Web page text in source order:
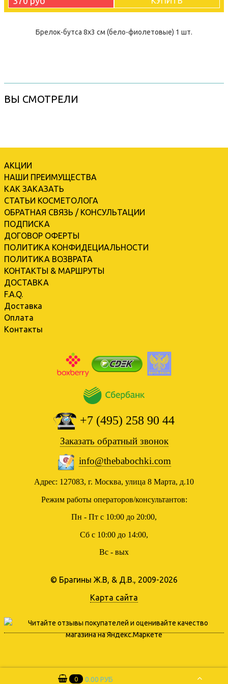
Брелок-бутса 8х3 см (бело-фиолетовые) 1 шт.
ВЫ СМОТРЕЛИ
АКЦИИ
НАШИ ПРЕИМУЩЕСТВА
КАК ЗАКАЗАТЬ
СТАТЬИ КОСМЕТОЛОГА
ОБРАТНАЯ СВЯЗЬ / КОНСУЛЬТАЦИИ
ПОДПИСКА
ДОГОВОР ОФЕРТЫ
ПОЛИТИКА КОНФИДЕЦИАЛЬНОСТИ
ПОЛИТИКА ВОЗВРАТА
КОНТАКТЫ & МАРШРУТЫ
ДОСТАВКА
F.A.Q.
Доставка
Оплата
Контакты
+7 (495) 258 90 44
Заказать обратный звонок
info@thebabochki.com
Адрес: 127083, г. Москва, улица 8 Марта, д.10
Режим работы операторов/консультантов:
Пн - Пт с 10:00 до 20:00,
Сб с 10:00 до 14:00,
Вс - вых
© Брагины Ж.В, & Д.В., 2009-2026
Карта сайта
0 0.00 РУБ